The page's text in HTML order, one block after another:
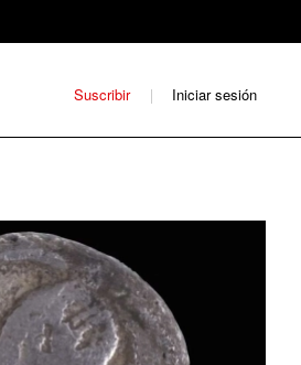
Suscribir Iniciar sesión